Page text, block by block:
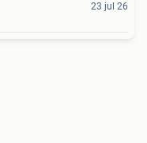
23 jul 26